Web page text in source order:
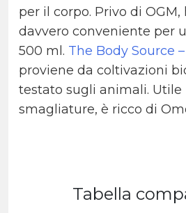
per il corpo. Privo di
davvero conveniente per
500 ml. The Body Source
proviene da coltivazioni
testato sugli animali. Utile
smagliature, è ricco di
Tabella